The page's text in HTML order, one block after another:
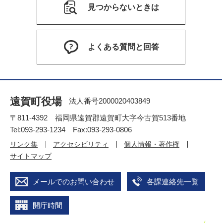
見つからないときは
よくある質問と回答
遠賀町役場
法人番号2000020403849
〒811-4392 福岡県遠賀郡遠賀町大字今古賀513番地
Tel:093-293-1234 Fax:093-293-0806
リンク集 アクセシビリティ
個人情報・著作権
サイトマップ
メールでのお問い合わせ 各課連絡先一覧
開庁時間